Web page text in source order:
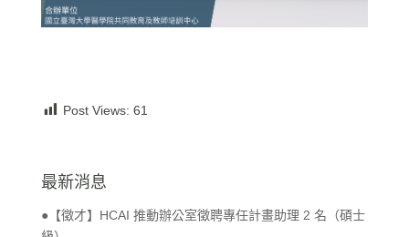
Post Views: 61
最新消息
●【徵才】HCAI 推動辦公室徵聘專任計畫助理 2 名（碩士